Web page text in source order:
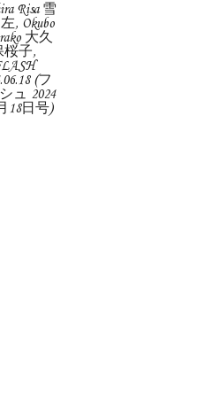
Risa 雪
, Okubo
大久
桜子,
(フ
ュ 2024
18日号)